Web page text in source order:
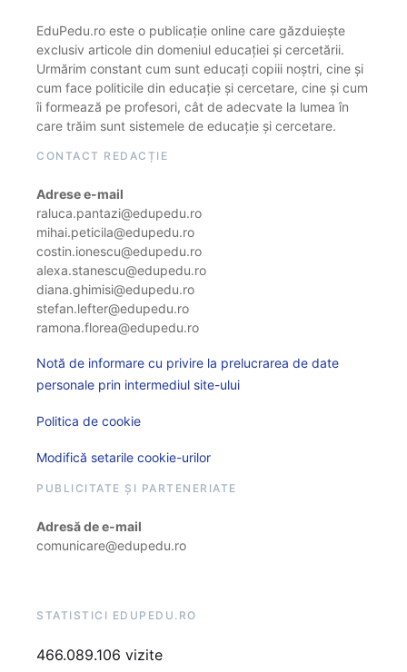
EduPedu.ro este o publicație online care găzduiește
exclusiv articole din domeniul educației și cercetării.
Urmărim constant cum sunt educați copiii noștri, cine și
cum face politicile din educație și cercetare, cine și cum
îi formează pe profesori, cât de adecvate la lumea în
care trăim sunt sistemele de educație și cercetare.
CONTACT REDACȚIE
Adrese e-mail
raluca.pantazi@edupedu.ro
mihai.peticila@edupedu.ro
costin.ionescu@edupedu.ro
alexa.stanescu@edupedu.ro
diana.ghimisi@edupedu.ro
stefan.lefter@edupedu.ro
ramona.florea@edupedu.ro
Notă de informare cu privire la prelucrarea de date
personale prin intermediul site-ului
Politica de cookie
Modifică setarile cookie-urilor
PUBLICITATE ȘI PARTENERIATE
Adresă de e-mail
comunicare@edupedu.ro
STATISTICI EDUPEDU.RO
466.089.106 vizite